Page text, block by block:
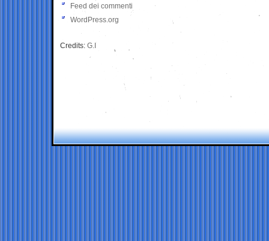
Feed dei commenti
WordPress.org
Credits: G.I